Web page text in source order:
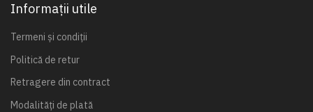
Informații utile
Termeni și condiții
Politică de retur
Retragere din contract
Modalități de plată